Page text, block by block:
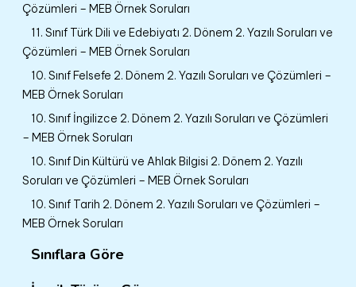
Çözümleri – MEB Örnek Soruları
11. Sınıf Türk Dili ve Edebiyatı 2. Dönem 2. Yazılı Soruları ve
Çözümleri – MEB Örnek Soruları
10. Sınıf Felsefe 2. Dönem 2. Yazılı Soruları ve Çözümleri –
MEB Örnek Soruları
10. Sınıf İngilizce 2. Dönem 2. Yazılı Soruları ve Çözümleri
– MEB Örnek Soruları
10. Sınıf Din Kültürü ve Ahlak Bilgisi 2. Dönem 2. Yazılı
Soruları ve Çözümleri – MEB Örnek Soruları
10. Sınıf Tarih 2. Dönem 2. Yazılı Soruları ve Çözümleri –
MEB Örnek Soruları
Sınıflara Göre